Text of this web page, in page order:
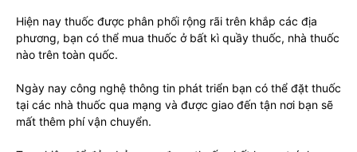
Hiện nay thuốc được phân phối rộng rãi trên khắp các địa
phương, bạn có thể mua thuốc ở bất kì quầy thuốc, nhà thuốc
nào trên toàn quốc.
Ngày nay công nghệ thông tin phát triển bạn có thể đặt thuốc
tại các nhà thuốc qua mạng và được giao đến tận nơi bạn sẽ
mất thêm phí vận chuyển.